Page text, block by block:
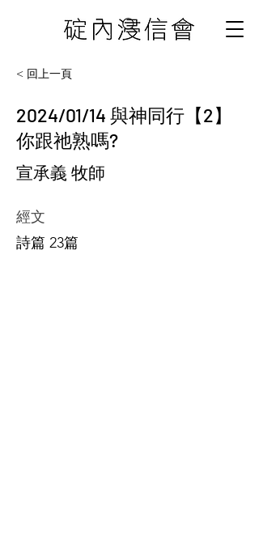
< 回上一頁
2024/01/14 與神同行【2】
你跟祂熟嗎?
宣承義 牧師
經文
詩篇 23篇